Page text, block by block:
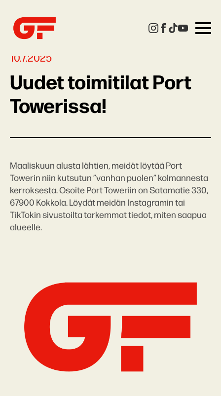
10.7.2025
Uudet toimitilat Port
Towerissa!
Maaliskuun alusta lähtien, meidät löytää Port
Towerin niin kutsutun ”vanhan puolen” kolmannesta
kerroksesta. Osoite Port Toweriin on Satamatie 330,
67900 Kokkola. Löydät meidän Instagramin tai
TikTokin sivustoilta tarkemmat tiedot, miten saapua
alueelle.